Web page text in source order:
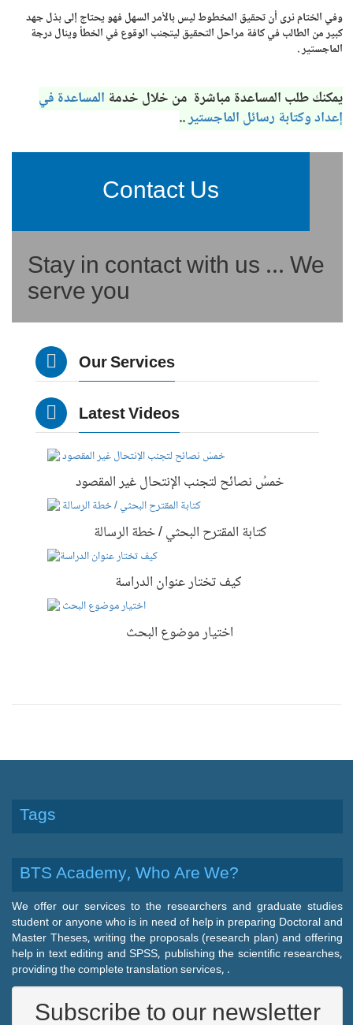
وفي الختام نرى أن تحقيق المخطوط ليس بالأمر السهل فهو يحتاج إلى بذل جهد
كبير من الطالب في كافة مراحل التحقيق ليتجنب الوقوع في الخطأ وينال درجة
الماجستير .
يمكنك طلب المساعدة مباشرة من خلال خدمة المساعدة في
إعداد وكتابة رسائل الماجستير..
Contact Us
Stay in contact with us ... We
serve you
Our Services
Latest Videos
خمسُ نصائح لتجنب الإنتحال غير المقصود
كتابة المقترح البحثي / خطة الرسالة
كيف تختار عنوان الدراسة
اختيار موضوع البحث
Tags
BTS Academy, Who Are We?
We offer our services to the researchers and graduate studies
student or anyone who is in need of help in preparing Doctoral and
Master Theses, writing the proposals (research plan) and offering
help in text editing and SPSS, publishing the scientific researches,
providing the complete translation services, .
Subscribe to our newsletter